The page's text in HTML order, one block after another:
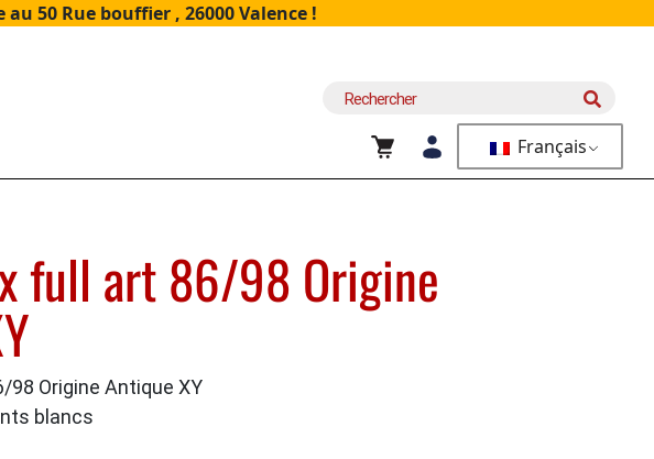
50 Rue bouffier , 26000 Valence !
Recherche
Français
full art 86/98 Origine
98 Origine Antique XY
blancs